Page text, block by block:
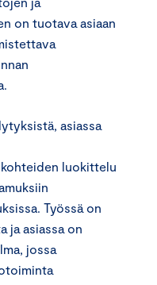
on tuotava asiaan
asiassa
luokittelu
Työssä on
ja asiassa on
jossa